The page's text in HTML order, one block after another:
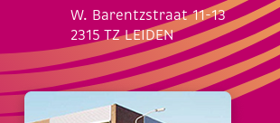
W. Barentzstraat 11-13
2315 TZ LEIDEN